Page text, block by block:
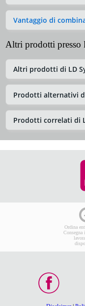
Vantaggio di
Altri prodotti presso
Altri prodotti di LD
Prodotti alternativi
Prodotti correlati di
Ordina
Consegna